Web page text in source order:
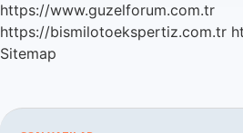
https://www.guzelforum.com.tr
https://bismilotoekspertiz.com.tr
Sitemap